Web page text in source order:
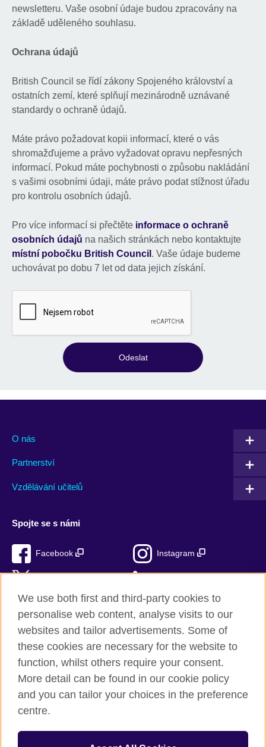
newsletteru. Vaše osobní údaje budou zpracovány na
základě uděleného souhlasu.
Ochrana údajů
British Council se řídí zákony Spojeného království a
ostatních zemí, které splňují mezinárodně uznávané
standardy o ochraně údajů.
Máte právo požadovat kopii informací, které o vás
shromažďujeme a právo vyžadovat opravu nepřesných
informací. Pokud máte pochybnosti o způsobu nakládání
s vašimi osobními údaji, máte právo podat stížnost úřadu
pro kontrolu osobních údajů.
Pro více informací si přečtěte informace o ochraně
osobních údajů na našich stránkách nebo kontaktujte
místní pobočku British Council . Vaše údaje budeme
uchovávat po dobu 7 let od data jejich získání.
Odeslat
O nás
Partnerství
Vzdělávání učitelů
Spojte se s námi
Facebook Instagram
TikTok
British Council ve světě
Ochrana soukromí a podmínky používání stránek
Soubory cookie
Sitemap
We use both first and third-party cookies to
personalise web content, analyse visits to our
websites and tailor advertisements. Some of
these cookies are necessary for the website to
function, whilst others require your consent.
More detail can be found in our cookie policy
and you can tailor your choices in the preference
centre.